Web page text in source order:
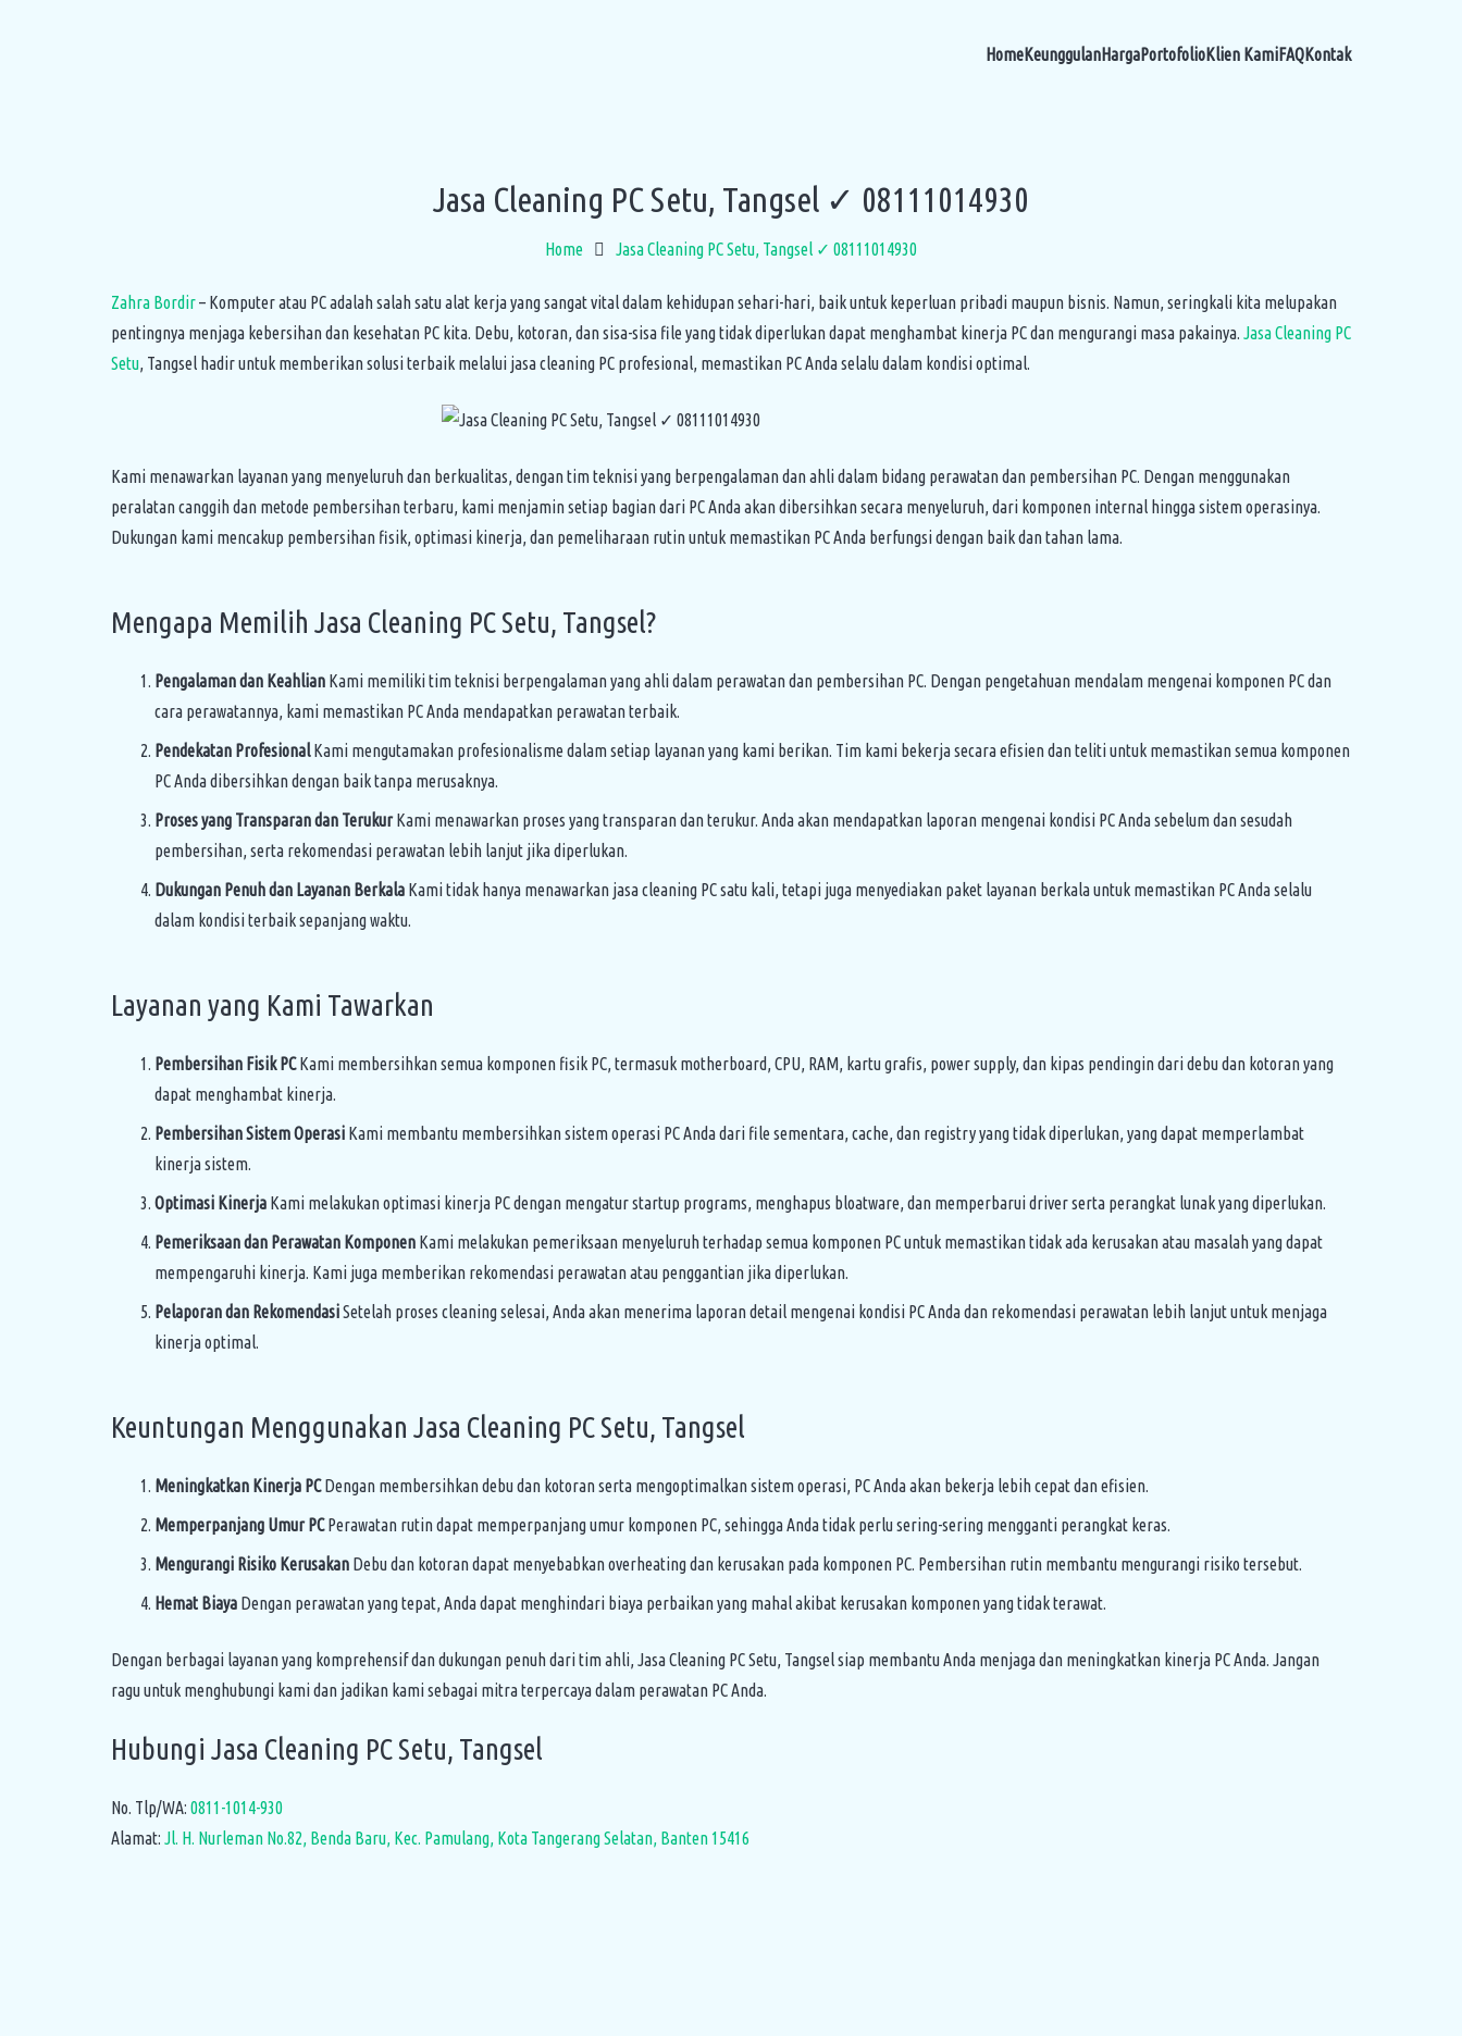
HomeKeunggulanHargaPortofolioKlien KamiFAQKontak
Jasa Cleaning PC Setu, Tangsel ✓ 08111014930
Home Jasa Cleaning PC Setu, Tangsel ✓ 08111014930
Zahra Bordir– Komputer atau PC adalah salah satu alat kerja yang sangat vital dalam kehidupan sehari-hari, baik untuk keperluan pribadi maupun bisnis. Namun, seringkali kita melupakan
pentingnya menjaga kebersihan dan kesehatan PC kita. Debu, kotoran, dan sisa-sisa file yang tidak diperlukan dapat menghambat kinerja PC dan mengurangi masa pakainya. Jasa Cleaning PC
Setu, Tangsel hadir untuk memberikan solusi terbaik melalui jasa cleaning PC profesional, memastikan PC Anda selalu dalam kondisi optimal.
Kami menawarkan layanan yang menyeluruh dan berkualitas, dengan tim teknisi yang berpengalaman dan ahli dalam bidang perawatan dan pembersihan PC. Dengan menggunakan
peralatan canggih dan metode pembersihan terbaru, kami menjamin setiap bagian dari PC Anda akan dibersihkan secara menyeluruh, dari komponen internal hingga sistem operasinya.
Dukungan kami mencakup pembersihan fisik, optimasi kinerja, dan pemeliharaan rutin untuk memastikan PC Anda berfungsi dengan baik dan tahan lama.
Mengapa Memilih Jasa Cleaning PC Setu, Tangsel?
Pengalaman dan Keahlian Kami memiliki tim teknisi berpengalaman yang ahli dalam perawatan dan pembersihan PC. Dengan pengetahuan mendalam mengenai komponen PC dan
cara perawatannya, kami memastikan PC Anda mendapatkan perawatan terbaik.
Pendekatan ProfesionalKami mengutamakan profesionalisme dalam setiap layanan yang kami berikan. Tim kami bekerja secara efisien dan teliti untuk memastikan semua komponen
PC Anda dibersihkan dengan baik tanpa merusaknya.
Proses yang Transparan dan TerukurKami menawarkan proses yang transparan dan terukur. Anda akan mendapatkan laporan mengenai kondisi PC Anda sebelum dan sesudah
pembersihan, serta rekomendasi perawatan lebih lanjut jika diperlukan.
Dukungan Penuh dan Layanan Berkala Kami tidak hanya menawarkan jasa cleaning PC satu kali, tetapi juga menyediakan paket layanan berkala untuk memastikan PC Anda selalu
dalam kondisi terbaik sepanjang waktu.
Layanan yang Kami Tawarkan
Pembersihan Fisik PCKami membersihkan semua komponen fisik PC, termasuk motherboard, CPU, RAM, kartu grafis, power supply, dan kipas pendingin dari debu dan kotoran yang
dapat menghambat kinerja.
Pembersihan Sistem Operasi Kami membantu membersihkan sistem operasi PC Anda dari file sementara, cache, dan registry yang tidak diperlukan, yang dapat memperlambat
kinerja sistem.
Optimasi Kinerja Kami melakukan optimasi kinerja PC dengan mengatur startup programs, menghapus bloatware, dan memperbarui driver serta perangkat lunak yang diperlukan.
Pemeriksaan dan Perawatan Komponen Kami melakukan pemeriksaan menyeluruh terhadap semua komponen PC untuk memastikan tidak ada kerusakan atau masalah yang dapat
mempengaruhi kinerja. Kami juga memberikan rekomendasi perawatan atau penggantian jika diperlukan.
Pelaporan dan RekomendasiSetelah proses cleaning selesai, Anda akan menerima laporan detail mengenai kondisi PC Anda dan rekomendasi perawatan lebih lanjut untuk menjaga
kinerja optimal.
Keuntungan Menggunakan Jasa Cleaning PC Setu, Tangsel
Meningkatkan Kinerja PCDengan membersihkan debu dan kotoran serta mengoptimalkan sistem operasi, PC Anda akan bekerja lebih cepat dan efisien.
Memperpanjang Umur PCPerawatan rutin dapat memperpanjang umur komponen PC, sehingga Anda tidak perlu sering-sering mengganti perangkat keras.
Mengurangi Risiko Kerusakan Debu dan kotoran dapat menyebabkan overheating dan kerusakan pada komponen PC. Pembersihan rutin membantu mengurangi risiko tersebut.
Hemat Biaya Dengan perawatan yang tepat, Anda dapat menghindari biaya perbaikan yang mahal akibat kerusakan komponen yang tidak terawat.
Dengan berbagai layanan yang komprehensif dan dukungan penuh dari tim ahli, Jasa Cleaning PC Setu, Tangsel siap membantu Anda menjaga dan meningkatkan kinerja PC Anda. Jangan
ragu untuk menghubungi kami dan jadikan kami sebagai mitra terpercaya dalam perawatan PC Anda.
Hubungi Jasa Cleaning PC Setu, Tangsel
No. Tlp/WA: 0811-1014-930
Alamat: Jl. H. Nurleman No.82, Benda Baru, Kec. Pamulang, Kota Tangerang Selatan, Banten 15416